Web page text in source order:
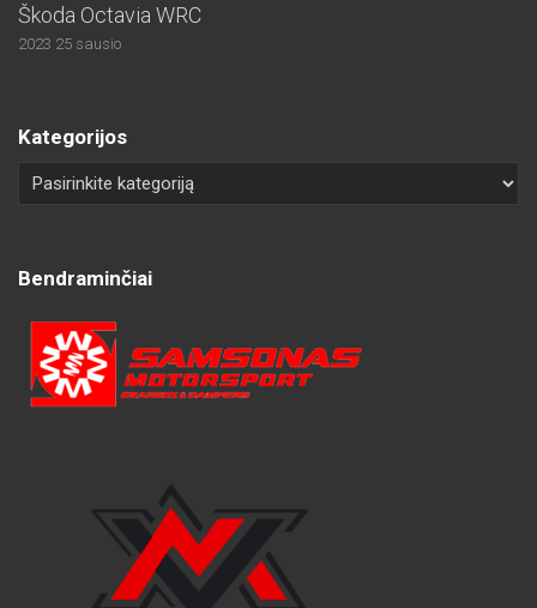
Škoda Octavia WRC
2023 25 sausio
Kategorijos
Bendraminčiai